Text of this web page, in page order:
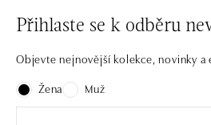
Přihlaste se k odběru
Objevte nejnovější kolekce, novinky
Žena
Muž